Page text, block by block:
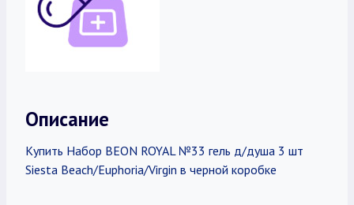
Описание
Купить Набор BEON ROYAL №33 гель д/душа 3 шт
Siesta Beach/Euphoria/Virgin в черной коробке